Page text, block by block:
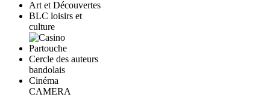
Art et Découvertes
BLC loisirs et
culture
Cercle des auteurs
bandolais
Cinéma
CAMERA